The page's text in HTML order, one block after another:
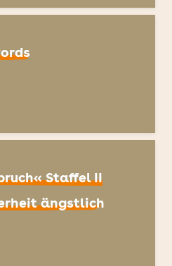
Staffel II
ängstlich